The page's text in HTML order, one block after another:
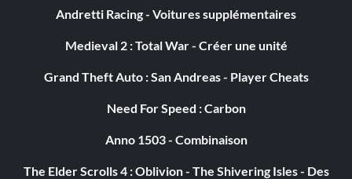
Andretti Racing - Voitures supplémentaires
Medieval 2 : Total War - Créer une unité
Grand Theft Auto : San Andreas - Player Cheats
Need For Speed : Carbon
Anno 1503 - Combinaison
The Elder Scrolls 4 : Oblivion - The Shivering Isles - Des